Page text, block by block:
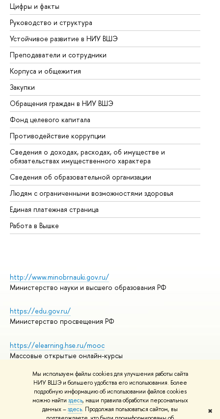
Мы используем файлы cookies для улучшения работы сайта
НИУ ВШЭ и большего удобства его использования. Более
подробную информацию об использовании файлов cookies
можно найти здесь, наши правила обработки персональных
данных –здесь. Продолжая пользоваться сайтом, вы
✖
Цифры и факты
Руководство и структура
Устойчивое развитие в НИУ ВШЭ
Преподаватели и сотрудники
Корпуса и общежития
Закупки
Обращения граждан в НИУ ВШЭ
Фонд целевого капитала
Противодействие коррупции
Сведения о доходах, расходах, об имуществе и
обязательствах имущественного характера
Сведения об образовательной организации
Людям с ограниченными возможностями здоровья
Единая платежная страница
Работа в Вышке
http://www.minobrnauki.gov.ru/
Министерство науки и высшего образования РФ
https://edu.gov.ru/
Министерство просвещения РФ
https://elearning.hse.ru/mooc
Массовые открытые онлайн-курсы
© НИУ ВШЭ 1993–2026
Адреса и контакты
Условия использования материалов